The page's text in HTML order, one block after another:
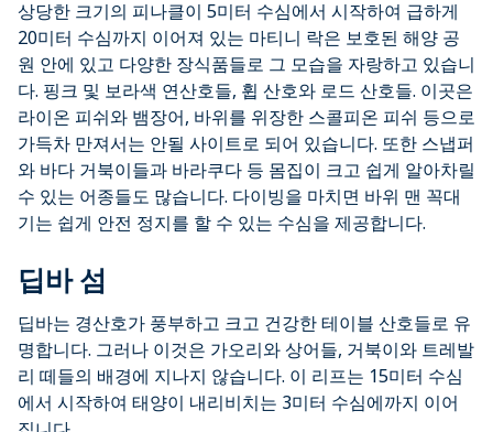
상당한 크기의 피나클이 5미터 수심에서 시작하여 급하게
20미터 수심까지 이어져 있는 마티니 락은 보호된 해양 공
원 안에 있고 다양한 장식품들로 그 모습을 자랑하고 있습니
다. 핑크 및 보라색 연산호들, 휩 산호와 로드 산호들. 이곳은
라이온 피쉬와 뱀장어, 바위를 위장한 스콜피온 피쉬 등으로
가득차 만져서는 안될 사이트로 되어 있습니다. 또한 스냅퍼
와 바다 거북이들과 바라쿠다 등 몸집이 크고 쉽게 알아차릴
수 있는 어종들도 많습니다. 다이빙을 마치면 바위 맨 꼭대
기는 쉽게 안전 정지를 할 수 있는 수심을 제공합니다.
딥바 섬
딥바는 경산호가 풍부하고 크고 건강한 테이블 산호들로 유
명합니다. 그러나 이것은 가오리와 상어들, 거북이와 트레발
리 떼들의 배경에 지나지 않습니다. 이 리프는 15미터 수심
에서 시작하여 태양이 내리비치는 3미터 수심에까지 이어